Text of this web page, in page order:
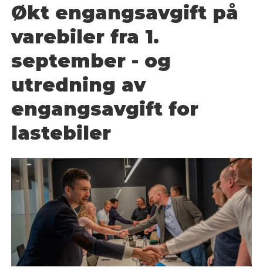
Økt engangsavgift på
varebiler fra 1.
september - og
utredning av
engangsavgift for
lastebiler